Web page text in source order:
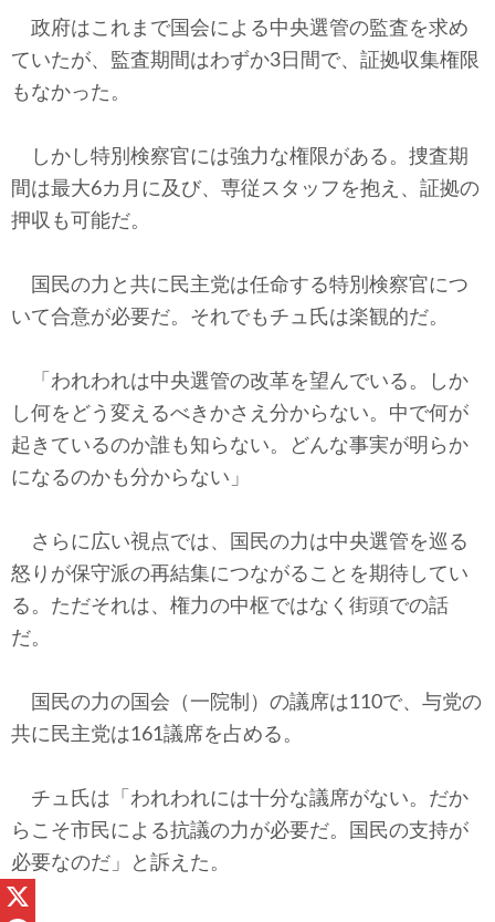
政府はこれまで国会による中央選管の監査を求め
ていたが、監査期間はわずか3日間で、証拠収集権限
もなかった。
しかし特別検察官には強力な権限がある。捜査期
間は最大6カ月に及び、専従スタッフを抱え、証拠の
押収も可能だ。
国民の力と共に民主党は任命する特別検察官につ
いて合意が必要だ。それでもチュ氏は楽観的だ。
「われわれは中央選管の改革を望んでいる。しか
し何をどう変えるべきかさえ分からない。中で何が
起きているのか誰も知らない。どんな事実が明らか
になるのかも分からない」
さらに広い視点では、国民の力は中央選管を巡る
怒りが保守派の再結集につながることを期待してい
る。ただそれは、権力の中枢ではなく街頭での話
だ。
国民の力の国会（一院制）の議席は110で、与党の
共に民主党は161議席を占める。
チュ氏は「われわれには十分な議席がない。だか
らこそ市民による抗議の力が必要だ。国民の支持が
必要なのだ」と訴えた。